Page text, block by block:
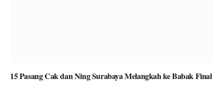
15 Pasang Cak dan Ning Surabaya Melangkah ke Babak Final